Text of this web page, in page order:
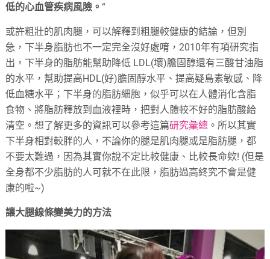
低的心血管疾病風險。“
或許粗壯的肌肉腿，可以解釋到粗腿較健康的結論，但別
急，下半身脂肪也不一定完全沒好處唷，2010年有項研究指
出，下半身的脂肪能幫助降低 LDL(壞)膽固醇還有三酸甘油脂
的水平，幫助提高HDL(好)膽固醇水平、提高疑島素敏感、降
低血糖水平；下半身的脂肪細胞，似乎可以在人體消化含脂
食物、將脂肪釋放到血液裡時，把對人體較不好的脂肪酸給
清空。想了解更多的資訊可以參考這篇研究彙總 。所以其實
下半身相對較胖的人，不論你的腿是肌肉腿或是脂肪腿，都
不要太難過，因為其實你說不定比較健康、比較長命欸! (但是
全身都不少脂肪的人可就不在此限，脂肪過高終究不會是健
康的啦~)
讓大腿線條變美力的方法